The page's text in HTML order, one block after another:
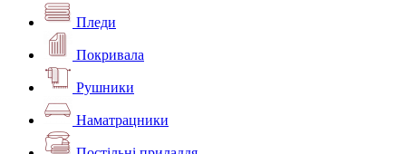
Пледи
Покривала
Рушники
Наматрацники